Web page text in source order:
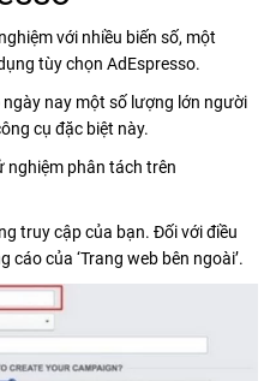
với nhiều biến số, một
tùy chọn AdEspresso.
nay một số lượng lớn người
cụ đặc biệt này.
nghiệm phân tách trên
truy cập của bạn. Đối với điều
của ‘Trang web bên ngoài’.